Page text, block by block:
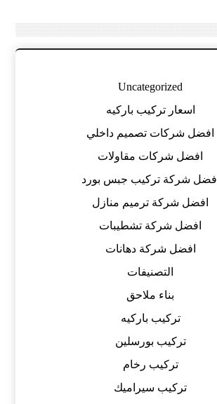
Uncategorized
اسعار تركيب باركيه
افضل شركات تصميم داخلي
افضل شركات مقاولات
افضل شركة تركيب جبس بورد
افضل شركة ترميم منازل
افضل شركة تشطيبات
افضل شركة دهانات
التصنيفات
بناء ملاحق
تركيب باركيه
تركيب بورسلين
تركيب رخام
تركيب سيراميك